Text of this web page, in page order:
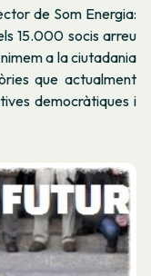
de Som Energia:
15.000 socis arreu
a la ciutadania
que actualment
democràtiques i